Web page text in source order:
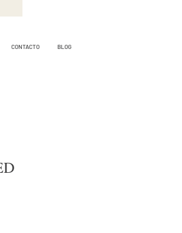
CONTACTO BLOG